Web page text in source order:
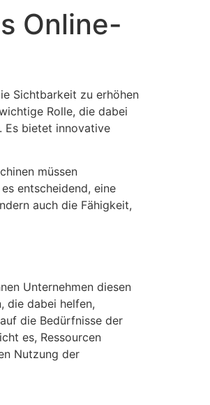
Online-
Sichtbarkeit zu erhöhen
Rolle, die dabei
. Es bietet innovative
müssen
entscheidend, eine
auch die Fähigkeit,
Unternehmen diesen
die dabei helfen,
die Bedürfnisse der
es, Ressourcen
Nutzung der